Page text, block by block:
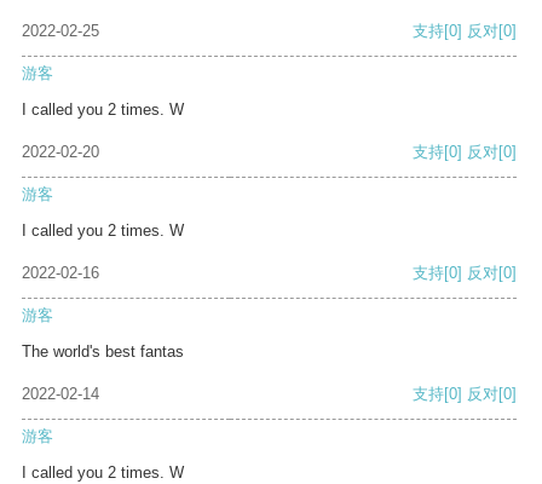
2022-02-25 支持[0] 反对[0]
游客
I called you 2 times. W
2022-02-20 支持[0] 反对[0]
游客
I called you 2 times. W
2022-02-16 支持[0] 反对[0]
游客
The world's best fantas
2022-02-14 支持[0] 反对[0]
游客
I called you 2 times. W